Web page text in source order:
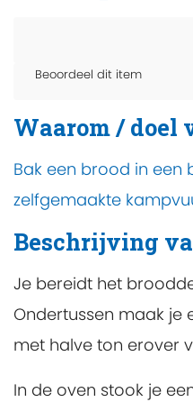
Beoordeel dit item
Waarom / doel
Bak een brood in een
zelfgemaakte
Beschrijving
Je bereidt het
Ondertussen maak je
met halve ton erover
In de oven stook je